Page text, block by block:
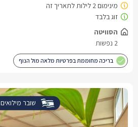
הסוויטה
2 נפשות
בריכה מחוממת בפרטיות מלאה מול הנוף
שובר מילואים